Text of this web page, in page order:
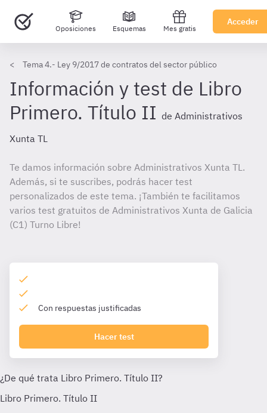
Oposiciones Esquemas Mes gratis
Acceder
Tema 4.- Ley 9/2017 de contratos del sector público
Información y test de Libro
Primero. Título II de Administrativos
Xunta TL
Te damos información sobre Administrativos Xunta TL.
Además, si te suscribes, podrás hacer test
personalizados de este tema. ¡También te facilitamos
varios test gratuitos de Administrativos Xunta de Galicia
(C1) Turno Libre!
Con respuestas justificadas
Hacer test